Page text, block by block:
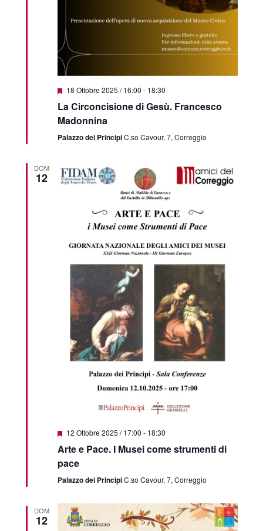
Featured
18 Ottobre 2025 / 16:00 - 18:30
La Circoncisione di Gesù. Francesco
Madonnina
Palazzo dei PrincipiC.so Cavour, 7, Correggio
DOM
12
Featured
12 Ottobre 2025 / 17:00 - 18:30
Arte e Pace. I Musei come strumenti di
pace
Palazzo dei PrincipiC.so Cavour, 7, Correggio
DOM
12